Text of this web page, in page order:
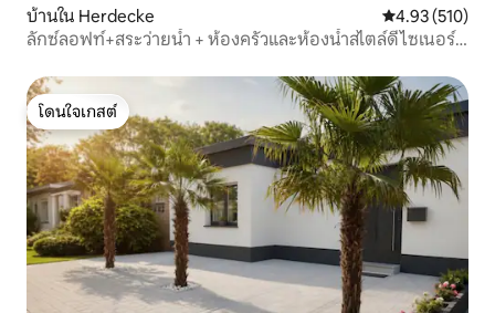
บ้านใน Herdecke คะแนนเฉลี่ย
4.93 (510)
ลักซ์ลอฟท์+สระว่ายน้ำ + ห้องครัวและห้องน้ำสไตล์ดีไซเนอร์
โดนใจเกสต์
โดนใจเกสต์